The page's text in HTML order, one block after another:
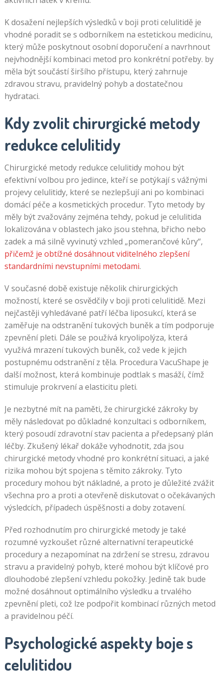
K dosažení nejlepších výsledků v boji proti celulitidě je
vhodné poradit se s odborníkem na estetickou medicínu,
který může poskytnout osobní doporučení a navrhnout
nejvhodnější kombinaci metod pro konkrétní potřeby. by
měla být součástí širšího přístupu, který zahrnuje
zdravou stravu, pravidelný pohyb a dostatečnou
hydrataci.
Kdy zvolit chirurgické metody
redukce celulitidy
Chirurgické metody redukce celulitidy mohou být
efektivní volbou pro jedince, kteří se potýkají s vážnými
projevy celulitidy, které se nezlepšují ani po kombinaci
domácí péče a kosmetických procedur. Tyto metody by
měly být zvažovány zejména tehdy, pokud je celulitida
lokalizována v oblastech jako jsou stehna, břicho nebo
zadek a má silně vyvinutý vzhled „pomerančové kůry“,
přičemž je obtížné dosáhnout viditelného zlepšení
standardními nevstupními metodami.
V současné době existuje několik chirurgických
možností, které se osvědčily v boji proti celulitidě. Mezi
nejčastěji vyhledávané patří léčba liposukcí, která se
zaměřuje na odstranění tukových buněk a tím podporuje
zpevnění pleti. Dále se používá kryolipolýza, která
využívá mrazení tukových buněk, což vede k jejich
postupnému odstranění z těla. Procedura VacuShape je
další možnost, která kombinuje podtlak s masáží, čímž
stimuluje prokrvení a elasticitu pleti.
Je nezbytné mít na paměti, že chirurgické zákroky by
měly následovat po důkladné konzultaci s odborníkem,
který posoudí zdravotní stav pacienta a předepsaný plán
léčby. Zkušený lékař dokáže vyhodnotit, zda jsou
chirurgické metody vhodné pro konkrétní situaci, a jaké
rizika mohou být spojena s těmito zákroky. Tyto
procedury mohou být nákladné, a proto je důležité zvážit
všechna pro a proti a otevřeně diskutovat o očekávaných
výsledcích, případech úspěšnosti a doby zotavení.
Před rozhodnutím pro chirurgické metody je také
rozumné vyzkoušet různé alternativní terapeutické
procedury a nezapomínat na zdržení se stresu, zdravou
stravu a pravidelný pohyb, které mohou být klíčové pro
dlouhodobé zlepšení vzhledu pokožky. Jedině tak bude
možné dosáhnout optimálního výsledku a trvalého
zpevnění pleti, což lze podpořit kombinací různých metod
a pravidelnou péčí.
Psychologické aspekty boje s
celulitidou